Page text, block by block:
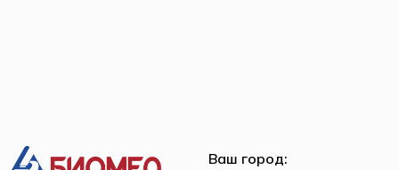
Ваш город: